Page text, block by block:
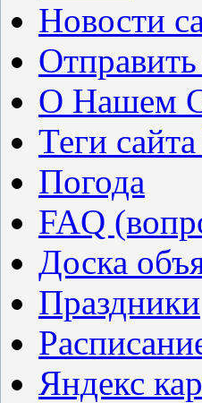
Новости
О Нашем
Теги
Погода
FAQ
Доска
Праздники
Яндекс